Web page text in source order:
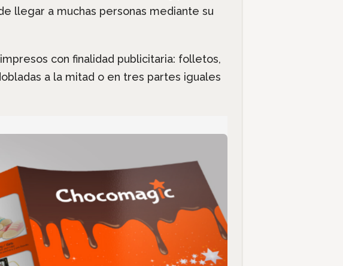
llegar a muchas personas mediante su
con finalidad publicitaria: folletos,
a la mitad o en tres partes iguales